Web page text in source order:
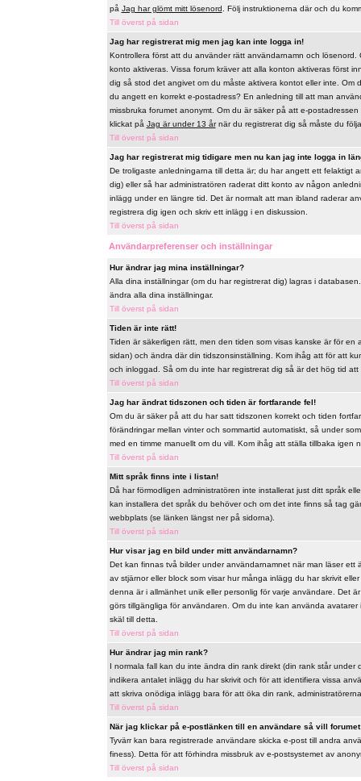
på Jag har glömt mitt lösenord . Följ instruktionerna där och du
Till överst på sidan
Jag har registrerat mig men jag kan inte logga in!
Kontrollera först att du använder rätt användarnamn och
konto aktiveras. Vissa forum kräver att alla konton aktiveras först
dig så stod det angivet om du måste aktivera kontot eller inte.
du angett en korrekt e-postadress? En anledning till att man
missbruka forumet anonymt. Om du är säker på att e-
klickat på Jag är under 13 årnär du registrerat dig så måste du
Till överst på sidan
Jag har registrerat mig tidigare men nu kan jag inte logga in
De troligaste anledningarna till detta är; du har angett ett felaktigt
dig) eller så har administratören raderat ditt konto av någon
inlägg under en längre tid. Det är normalt att man ibland raderar
registrera dig igen och skriv ett inlägg i en diskussion.
Till överst på sidan
Användarpreferenser och inställningar
Hur ändrar jag mina inställningar?
Alla dina inställningar (om du har registrerat dig) lagras i
ändra alla dina inställningar.
Till överst på sidan
Tiden är inte rätt!
Tiden är säkerligen rätt, men den tiden som visas kanske är för
sidan) och ändra där din tidszonsinställning. Kom ihåg att för att
och inloggad. Så om du inte har registrerat dig så är det hög tid
Till överst på sidan
Jag har ändrat tidszonen och tiden är fortfarande fel!
Om du är säker på att du har satt tidszonen korrekt och tiden
förändringar mellan vinter och sommartid automatiskt, så under
med en timme manuellt om du vill. Kom ihåg att ställa tillbaka igen
Till överst på sidan
Mitt språk finns inte i listan!
Då har förmodligen administratören inte installerat just ditt språk
kan installera det språk du behöver och om det inte finns så tag
webbplats (se länken längst ner på sidorna).
Till överst på sidan
Hur visar jag en bild under mitt användarnamn?
Det kan finnas två bilder under användarnamnet när man läser
av stjärnor eller block som visar hur många inlägg du har skrivit
denna är i allmänhet unik eller personlig för varje användare. Det
görs tillgängliga för användaren. Om du inte kan använda
skäl till detta.
Till överst på sidan
Hur ändrar jag min rank?
I normala fall kan du inte ändra din rank direkt (din rank står
indikera antalet inlägg du har skrivit och för att identifiera vissa
att skriva onödiga inlägg bara för att öka din rank,
Till överst på sidan
När jag klickar på e-postlänken till en användare så vill
Tyvärr kan bara registrerade användare skicka e-post till andra
finess). Detta för att förhindra missbruk av e-postsystemet av
Till överst på sidan